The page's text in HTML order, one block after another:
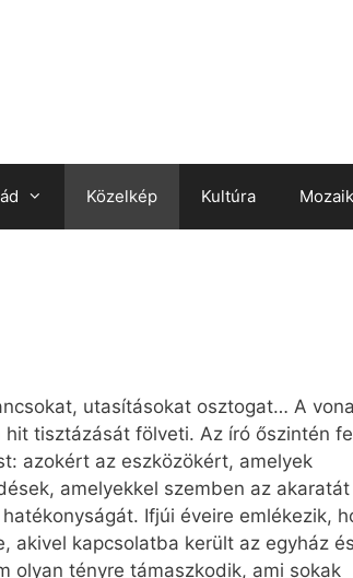
Közelkép Kultúra Mozaik
utasításokat osztogat… A
tisztázását fölveti. Az író őszintén
azokért az eszközökért, amelyek
amelyekkel szemben az akaratát
Ifjúi éveire emlékezik,
akivel kapcsolatba került az egyház
olyan tényre támaszkodik, ami sokak